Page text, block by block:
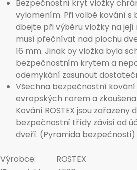
Bezpečnostní kryt vložky
vylomením. Při volbě kování
dbejte při výběru vložky na
musí přečnívat nad plochu
16 mm. Jinak by vložka byla
bezpečnostním krytem a
odemykání zasunout
Všechna bezpečnostní
evropských norem a
Kování ROSTEX jsou
bezpečnostní třídy závisí od
dveří. (Pyramida bezpečnosti)
Výrobce:
ROSTEX